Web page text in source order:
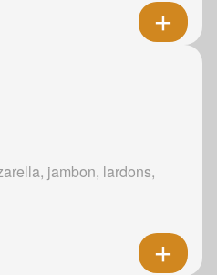
jambon, lardons,